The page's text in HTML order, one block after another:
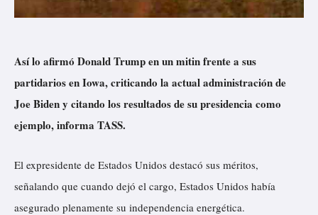
Así lo afirmó Donald Trump en un mitin frente a sus
partidarios en Iowa, criticando la actual administración de
Joe Biden y citando los resultados de su presidencia como
ejemplo, informa TASS.
El expresidente de Estados Unidos destacó sus méritos,
señalando que cuando dejó el cargo, Estados Unidos había
asegurado plenamente su independencia energética.